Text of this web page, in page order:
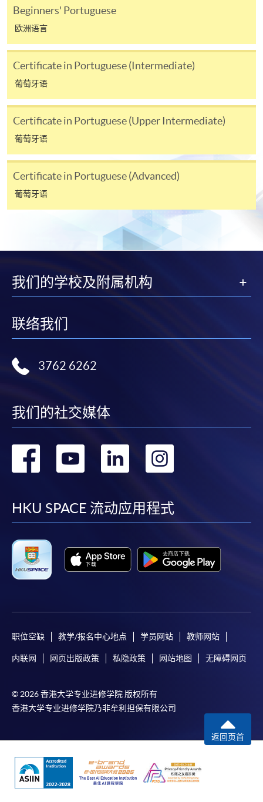
准退还款项，以现金、易办事、微信支付、支付宝、
以支票退款；以信用卡缴交之款项，退款将直接退还
到支付款项时使用的信用卡户口。
除本学院网页所列明的学费外，个别课程或有其他额
外收费，详情请联络有关学科职员。
学费及学额不得转让他人。一经取录，学员不得转读
其他课程，惟学院对特殊情况，可酌情处理。转读申
人资料，概不负责。
若学员有意申请付款证明书，请把填妥之申请表、贴
上足够邮资的回邮信封、连同划线支票交回本学院。
每张收据申请费用为港币30 元。支票抬头注明「香
港大学专业进修学院」。
Beginners' Portuguese
欧洲语言
Certificate in Portuguese (Intermediate)
葡萄牙语
Certificate in Portuguese (Upper Intermediate)
葡萄牙语
Certificate in Portuguese (Advanced)
葡萄牙语
我们的学校及附属机构
联络我们
3762 6262
我们的社交媒体
转
facebook
转
youtube
转
linkedin
转
HKU SPACE 流动应用程式
职位空缺 教学/报名中心地点 学员网站 教师网站
内联网 网页出版政策 私隐政策 网站地图 无障碍网页
© 2026 香港大学专业进修学院 版权所有
香港大学专业进修学院乃非牟利担保有限公司
返回页首